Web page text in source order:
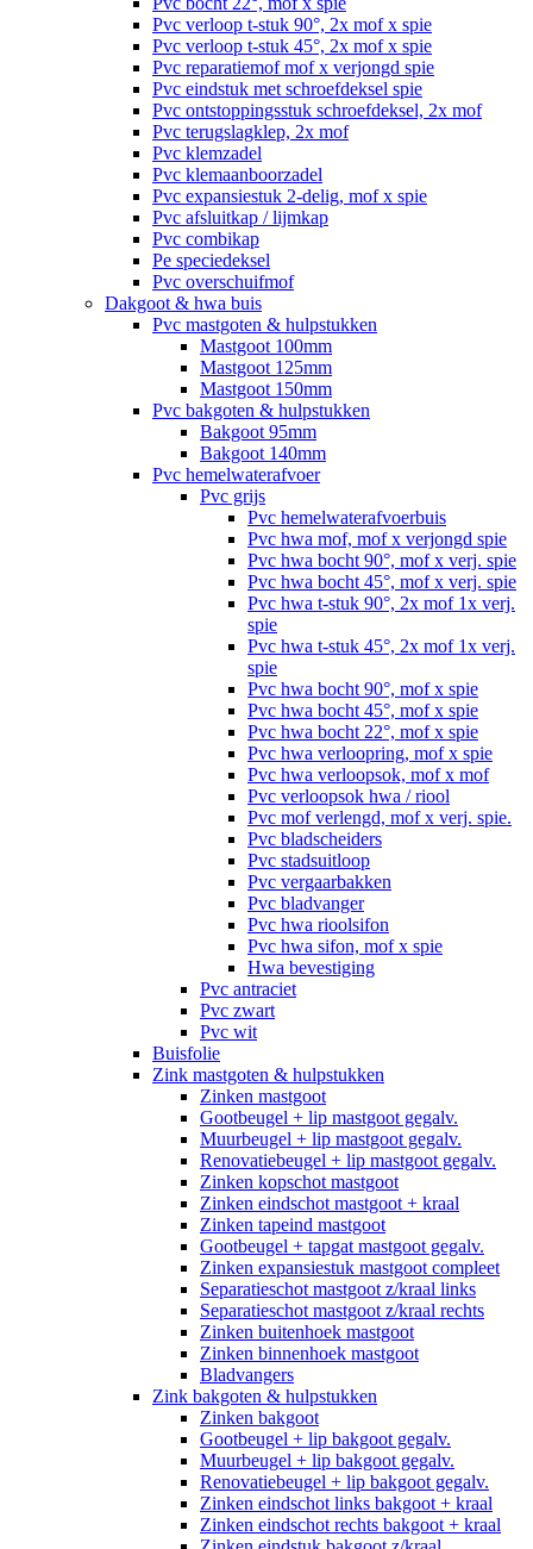
Pvc verloop t-stuk 90°, 2x mof x spie
Pvc verloop t-stuk 45°, 2x mof x spie
Pvc reparatiemof mof x verjongd spie
Pvc eindstuk met schroefdeksel spie
Pvc ontstoppingsstuk schroefdeksel, 2x mof
Pvc terugslagklep, 2x mof
Pvc klemzadel
Pvc klemaanboorzadel
Pvc expansiestuk 2-delig, mof x spie
Pvc afsluitkap / lijmkap
Pvc combikap
Pe speciedeksel
Pvc overschuifmof
Dakgoot & hwa buis
Pvc mastgoten & hulpstukken
Mastgoot 100mm
Mastgoot 125mm
Mastgoot 150mm
Pvc bakgoten & hulpstukken
Bakgoot 95mm
Bakgoot 140mm
Pvc hemelwaterafvoer
Pvc grijs
Pvc hemelwaterafvoerbuis
Pvc hwa mof, mof x verjongd spie
Pvc hwa bocht 90°, mof x verj. spie
Pvc hwa bocht 45°, mof x verj. spie
Pvc hwa t-stuk 90°, 2x mof 1x verj.
spie
Pvc hwa t-stuk 45°, 2x mof 1x verj.
spie
Pvc hwa bocht 90°, mof x spie
Pvc hwa bocht 45°, mof x spie
Pvc hwa bocht 22°, mof x spie
Pvc hwa verloopring, mof x spie
Pvc hwa verloopsok, mof x mof
Pvc verloopsok hwa / riool
Pvc mof verlengd, mof x verj. spie.
Pvc bladscheiders
Pvc stadsuitloop
Pvc vergaarbakken
Pvc bladvanger
Pvc hwa rioolsifon
Pvc hwa sifon, mof x spie
Hwa bevestiging
Pvc antraciet
Pvc zwart
Pvc wit
Buisfolie
Zink mastgoten & hulpstukken
Zinken mastgoot
Gootbeugel + lip mastgoot gegalv.
Muurbeugel + lip mastgoot gegalv.
Renovatiebeugel + lip mastgoot gegalv.
Zinken kopschot mastgoot
Zinken eindschot mastgoot + kraal
Zinken tapeind mastgoot
Gootbeugel + tapgat mastgoot gegalv.
Zinken expansiestuk mastgoot compleet
Separatieschot mastgoot z/kraal links
Separatieschot mastgoot z/kraal rechts
Zinken buitenhoek mastgoot
Zinken binnenhoek mastgoot
Bladvangers
Zink bakgoten & hulpstukken
Zinken bakgoot
Gootbeugel + lip bakgoot gegalv.
Muurbeugel + lip bakgoot gegalv.
Renovatiebeugel + lip bakgoot gegalv.
Zinken eindschot links bakgoot + kraal
Zinken eindschot rechts bakgoot + kraal